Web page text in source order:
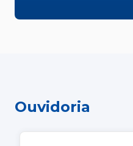
Ouvidoria